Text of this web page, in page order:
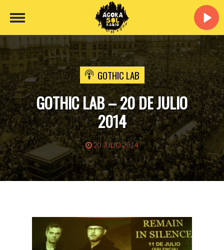
GOTHIC LAB
GOTHIC LAB – 20 DE JULIO
2014
20 JULIO 2014